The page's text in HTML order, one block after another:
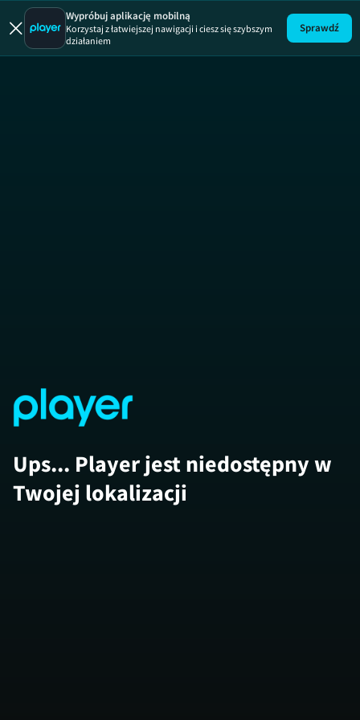
Druga szansa
Wypróbuj aplikację mobilną
Korzystaj z łatwiejszej nawigacji i ciesz się szybszym
działaniem
Sprawdź
Ups... Player jest niedostępny w
Twojej lokalizacji